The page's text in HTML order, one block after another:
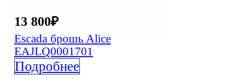
13 800₽
Escada брошь Alice
EAJLQ0001701
Подробнее